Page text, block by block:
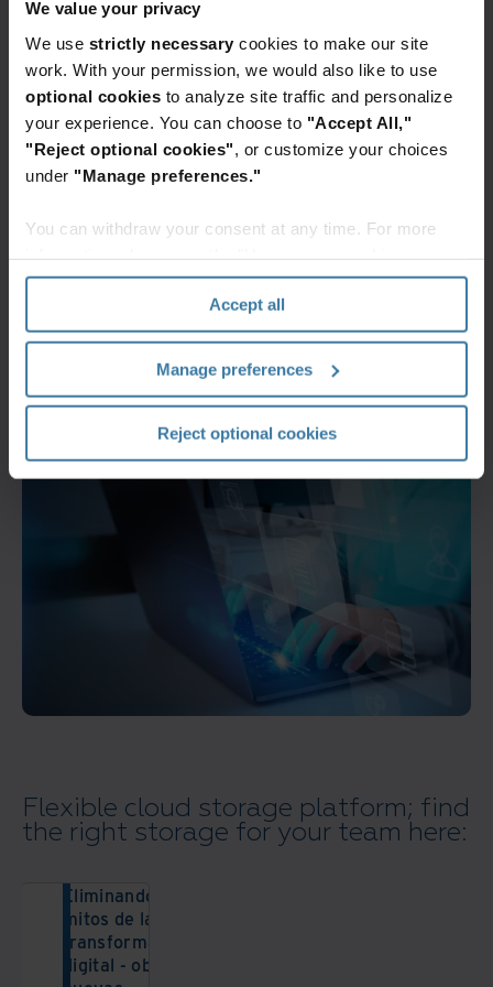
We value your privacy
We use strictly necessary cookies to make our site
work. With your permission, we would also like to use
optional cookies to analyze site traffic and personalize
your experience. You can choose to "Accept All,"
"Reject optional cookies" , or customize your choices
under "Manage preferences."
You can withdraw your consent at any time. For more
section" of ourPrivacy Policy.
Accept all
Manage preferences
Reject optional cookies
ahora puedes encontrar tu información en un repositorio de
almacenamiento digital seguro, centralizado y de fácil acceso,
a prueba de cualquier situación imprevista. Al eliminar el
almacenamiento físico innecesario, tendrás más opciones
para crear un espacio de trabajo flexible.
Plataforma flexible de almacenamiento en la nube: encuentra aquí el
almacenamiento adecuado para tu equipo:
Acelera la digitalización y
mejora la accesibilidad con el
almacenamiento digital
Acelera la digitalización y haz que
tu información sea más accesible
con el almacenamiento digital
Flexible cloud storage platform; find
the right storage for your team here:
Eliminando los
mitos de la
transformación
digital - obtener